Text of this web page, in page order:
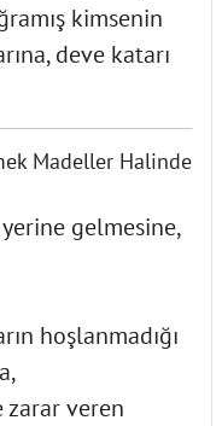
kimsenin
deve katarı
Madeller Halinde
gelmesine,
hoşlanmadığı
veren